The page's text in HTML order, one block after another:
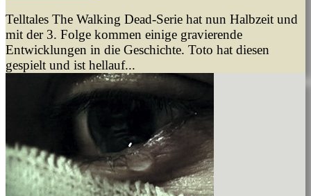
Telltales The Walking Dead-Serie hat nun Halbzeit und
mit der 3. Folge kommen einige gravierende
Entwicklungen in die Geschichte. Toto hat diesen
gespielt und ist hellauf...